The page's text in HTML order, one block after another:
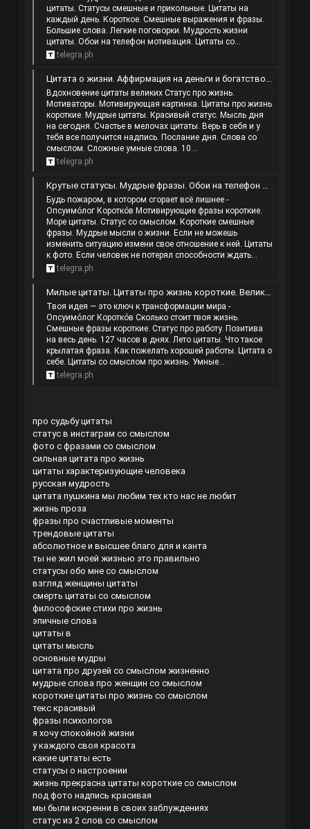
цитаты. Статусы смешные и прикольные. Цитаты на
каждый день. Короткое. Смешные выражения и фразы.
Большие слова. Легкие поговорки. Мудрость жизни
цитаты. Обои на телефон мотивация. Цитаты со...
telegra.ph
Цитата о жизни. Аффирмация на деньги и богатство слушать. Цитаты про работу. Цитата про себя.
Вдохновение цитаты великих Статус про жизнь.
Мотиваторы. Мотивирующая картинка. Цитаты про жизнь
короткие. Мудрые цитаты. Красивый статус. Мысль дня
на сегодня. Счастье в мелочах цитаты. Верь в себя и у
тебя все получится надпись. Послание дня. Слова со
смыслом. Сложные умные слова. 10...
telegra.ph
Крутые статусы. Мудрые фразы. Обои на телефон со смыслом. Цитаты великих.
Будь пожаром, в котором сгорает всё лишнее -
Опсуимо́лог Коротко́в Мотивирующие фразы короткие.
Море цитаты. Статус со смыслом. Короткие смешные
фразы. Мудрые мысли о жизни. Если не можешь
изменить ситуацию измени свое отношение к ней. Цитаты
к фото. Если человек не потерял способности ждать...
telegra.ph
Милые цитаты. Цитаты про жизнь короткие. Великие слова. Красивые цитаты для мотивации.
Твоя идея — это ключ к трансформации мира -
Опсуимо́лог Коротко́в Сколько стоит твоя жизнь.
Смешные фразы короткие. Статус про работу. Позитива
на весь день. 127 часов в днях. Лето цитаты. Что такое
крылатая фраза. Как пожелать хорошей работы. Цитата о
себе. Цитаты со смыслом про жизнь. Умные...
telegra.ph
про судьбу цитаты
статус в инстаграм со смыслом
фото с фразами со смыслом
сильная цитата про жизнь
цитаты характеризующие человека
русская мудрость
цитата пушкина мы любим тех кто нас не любит
жизнь проза
фразы про счастливые моменты
трендовые цитаты
абсолютное и высшее благо для и канта
ты не жил моей жизнью это правильно
статусы обо мне со смыслом
взгляд женщины цитаты
смерть цитаты со смыслом
философские стихи про жизнь
эпичные слова
цитаты в
цитаты мысль
основные мудры
цитата про друзей со смыслом жизненно
мудрые слова про женщин со смыслом
короткие цитаты про жизнь со смыслом
текс красивый
фразы психологов
я хочу спокойной жизни
у каждого своя красота
какие цитаты есть
статусы о настроении
жизнь прекрасна цитаты короткие со смыслом
под фото надпись красивая
мы были искренни в своих заблуждениях
статус из 2 слов со смыслом